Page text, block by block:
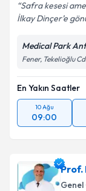
Safra kesesi
İlkay Dinçer’e
Medical Park
Fener, Tekelioğlu
En Yakın Saatler
10 Ağu
09:00
Prof.